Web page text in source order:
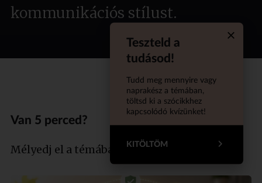
kommunikációs stílust.
Teszteld a
tudásod!
Tudd meg mennyire vagy
naprakész a témában,
töltsd ki a szócikkhez
kapcsolódó kvízünket!
KITÖLTÖM
Van 5 perced?
Mélyedj el a témában szakértőnkkel!